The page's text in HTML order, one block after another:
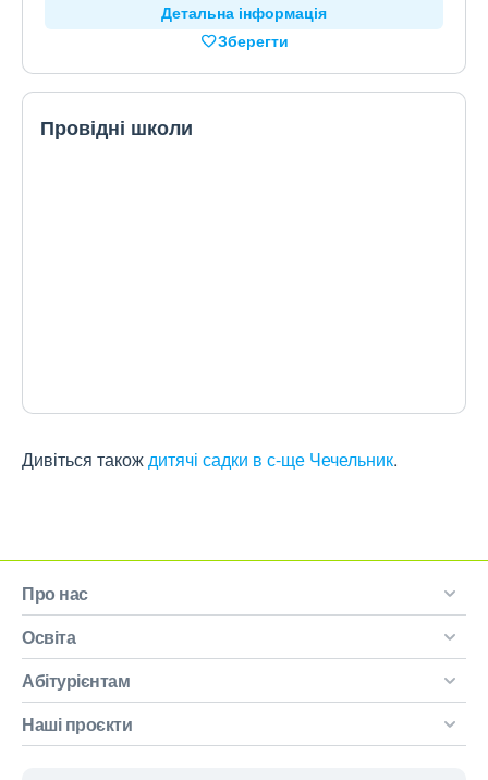
Детальна інформація
Зберегти
Провідні школи
Дивіться такождитячі садки в с-ще Чечельник.
Про нас
Освіта
Абітурієнтам
Наші проєкти